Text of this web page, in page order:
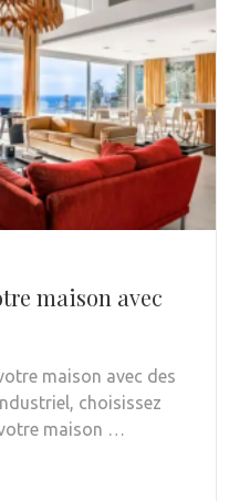
maison avec
maison avec des
choisissez
maison …